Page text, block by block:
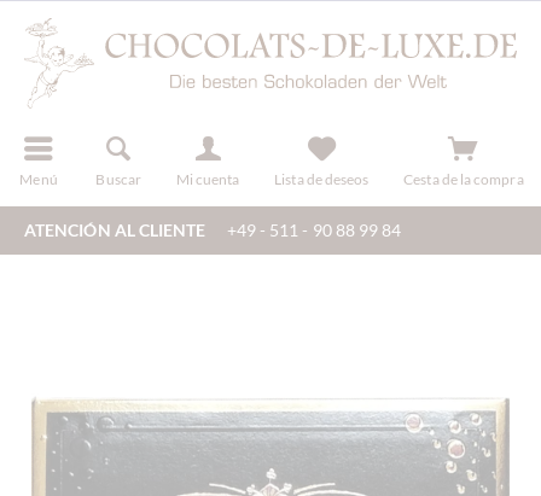
Menú Buscar Mi cuenta
registro Lista de deseos Cesta de la compra
ATENCIÓN AL CLIENTE +49 - 511 - 90 88 99 84